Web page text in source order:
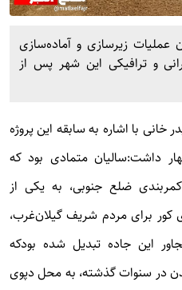
عملیات زیرسازی و آماده‌سازی
و ترافیکی این شهر پس از
خانی با اشاره به سابقه این پروژه
داشت:سالیان متمادی بود که
ضلع جنوبی، به یکی از
کور برای مردم شریف گیلان‌غرب،
این جاده تبدیل شده بودکه
در سنوات گذشته، به محل دپوی